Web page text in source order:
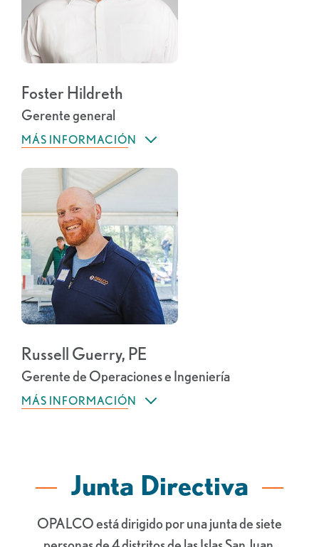
Foster Hildreth
Gerente general
MÁS INFORMACIÓN
Russell Guerry, PE
Gerente de Operaciones e Ingeniería
MÁS INFORMACIÓN
Junta Directiva
OPALCO está dirigido por una junta de siete